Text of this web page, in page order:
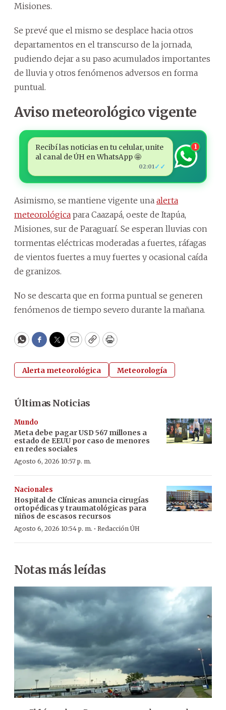
Misiones.
Se prevé que el mismo se desplace hacia otros
departamentos en el transcurso de la jornada,
pudiendo dejar a su paso acumulados importantes
de lluvia y otros fenómenos adversos en forma
puntual.
Aviso meteorológico vigente
Recibí las noticias en tu celular, unite
al canal de ÚH en WhatsApp 🤩
02:01 ✓✓
1
Asimismo, se mantiene vigente una alerta
meteorológica para Caazapá, oeste de Itapúa,
Misiones, sur de Paraguarí. Se esperan lluvias con
tormentas eléctricas moderadas a fuertes, ráfagas
de vientos fuertes a muy fuertes y ocasional caída
de granizos.
No se descarta que en forma puntual se generen
fenómenos de tiempo severo durante la mañana.
WhatsApp
Facebook
Twitter
EmailCopyPrint
Alerta meteorológica Meteorología
Últimas Noticias
Mundo
Meta debe pagar USD 567 millones a
estado de EEUU por caso de menores
en redes sociales
Agosto 6, 2026 10:57 p. m.
Nacionales
Hospital de Clínicas anuncia cirugías
ortopédicas y traumatológicas para
niños de escasos recursos
Agosto 6, 2026 10:54 p. m. · Redacción ÚH
Notas más leídas